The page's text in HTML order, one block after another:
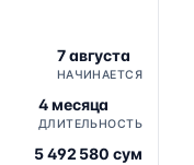
7 августа
НАЧИНАЕТСЯ
4 месяца
ДЛИТЕЛЬНОСТЬ
5 492 580 сум